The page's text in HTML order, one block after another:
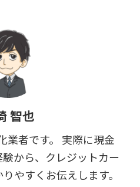
智也
業者です。 実際に現金
から、クレジットカー
やすくお伝えします。